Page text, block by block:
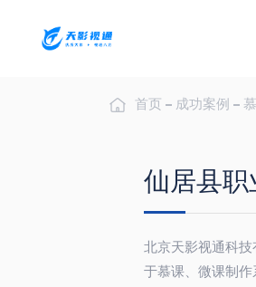
首页 成功案例
仙居县
北京天影视通科
于慕课、微课制